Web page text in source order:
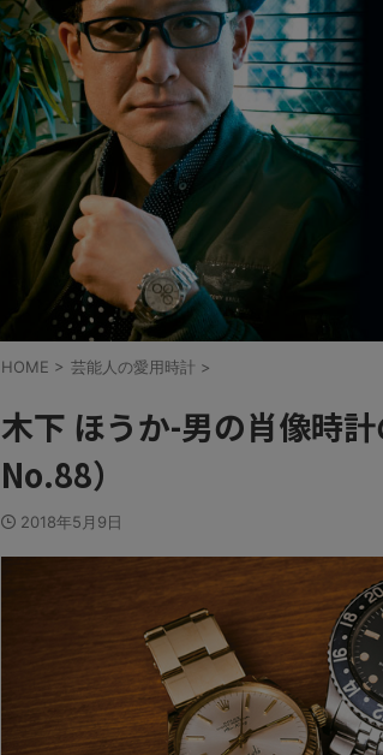
HOME > 芸能人の愛用時計 >
木下 ほうか-男の肖像時
No.88）
2018年5月9日